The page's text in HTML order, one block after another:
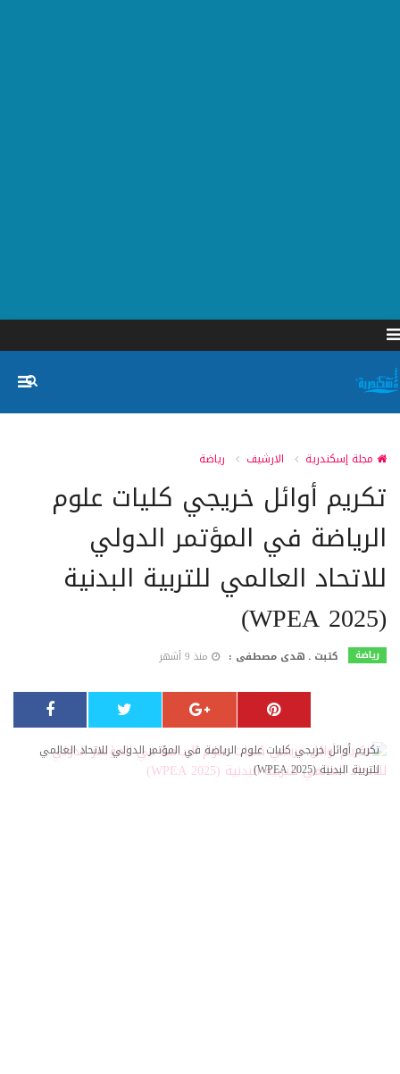
مجلة إسكندرية الارشيف رياضة
تكريم أوائل خريجي كليات علوم
الرياضة في المؤتمر الدولي
للاتحاد العالمي للتربية البدنية
(WPEA 2025)
رياضة كتبت ـ هدى مصطفى : منذ 9 أشهر
تكريم أوائل خريجي كليات علوم الرياضة في المؤتمر الدولي للاتحاد العالمي
للتربية البدنية (WPEA 2025)